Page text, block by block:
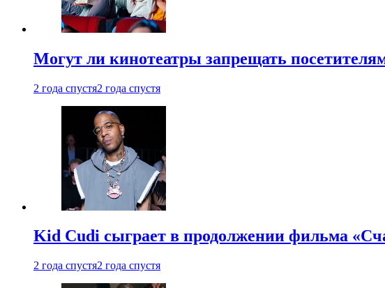
Могут ли кинотеатры запрещать
2 года спустя2 года спустя
Kid Cudi сыграет в продолжении фильма
2 года спустя2 года спустя